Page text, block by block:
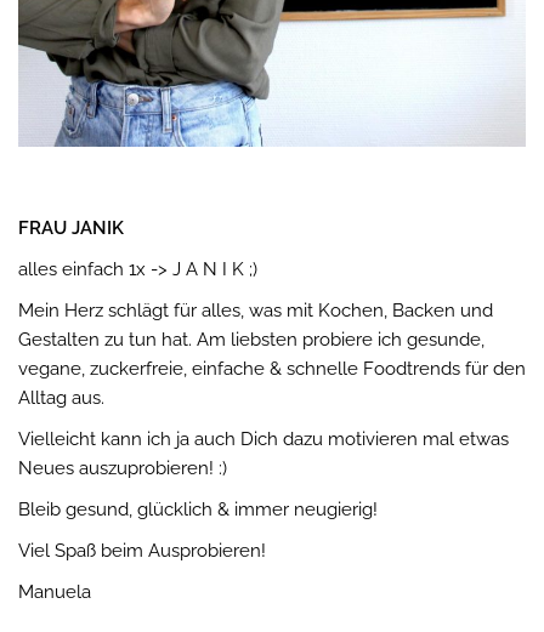
FRAU JANIK
alles einfach 1x -> J A N I K ;)
Mein Herz schlägt für alles, was mit Kochen, Backen und
Gestalten zu tun hat. Am liebsten probiere ich gesunde,
vegane, zuckerfreie, einfache & schnelle Foodtrends für den
Alltag aus.
Vielleicht kann ich ja auch Dich dazu motivieren mal etwas
Neues auszuprobieren! :)
Bleib gesund, glücklich & immer neugierig!
Viel Spaß beim Ausprobieren!
Manuela